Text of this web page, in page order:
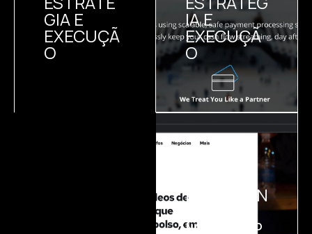
GIA E
EXECUÇÃ
O
IA E
EXECUÇÃ
O
MARKETIN
MARKETP